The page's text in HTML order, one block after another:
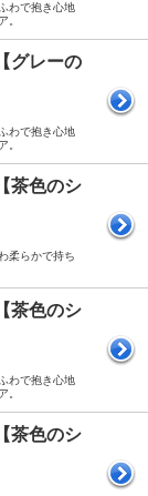
わで抱き心地
。
グレーの
わで抱き心地
。
茶色のシ
柔らかで持ち
茶色のシ
わで抱き心地
。
茶色のシ